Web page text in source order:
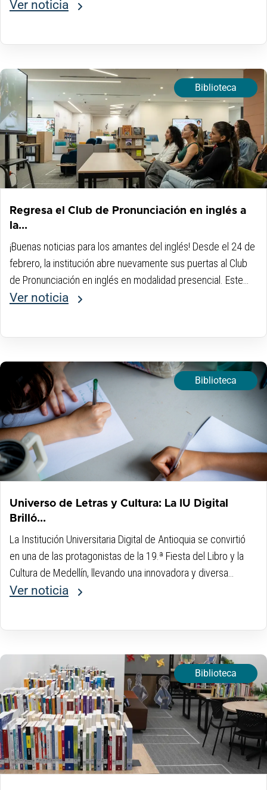
instituciones de educación superior del país y que brinda
Ver noticia
Biblioteca
Regresa el Club de Pronunciación en inglés a
la...
¡Buenas noticias para los amantes del inglés! Desde el 24 de
febrero, la institución abre nuevamente sus puertas al Club
de Pronunciación en inglés en modalidad presencial. Este
espacio se llevará a cabo todos los miércoles a las 11:00
Ver noticia
Biblioteca
Universo de Letras y Cultura: La IU Digital
Brilló...
La Institución Universitaria Digital de Antioquia se convirtió
en una de las protagonistas de la 19.ª Fiesta del Libro y la
Cultura de Medellín, llevando una innovadora y diversa
muestra de talento, literatura y arte al evento cultural más
Ver noticia
Biblioteca